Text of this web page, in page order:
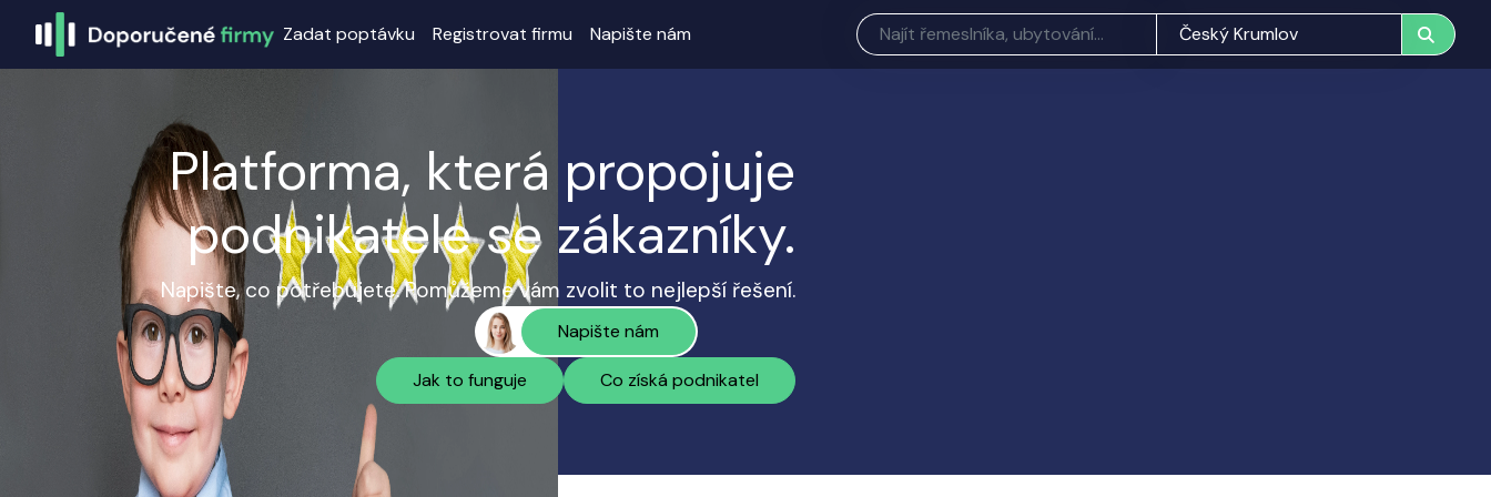
Zadat poptávku Registrovat firmu Napište nám
Platforma, která propojuje
podnikatele se zákazníky.
Napište, co potřebujete. Pomůžeme vám zvolit to nejlepší řešení.
Napište nám
Jak to funguje Co získá podnikatel